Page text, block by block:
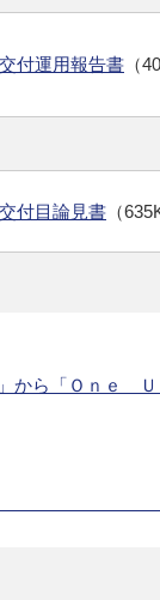
交付運用報告書 （
交付目論見書 （
から「Ｏｎｅ